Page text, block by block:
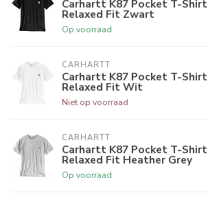
Carhartt K87 Pocket T-Shirt
Relaxed Fit Zwart
Op voorraad
CARHARTT
Carhartt K87 Pocket T-Shirt
Relaxed Fit Wit
Niet op voorraad
CARHARTT
Carhartt K87 Pocket T-Shirt
Relaxed Fit Heather Grey
Op voorraad